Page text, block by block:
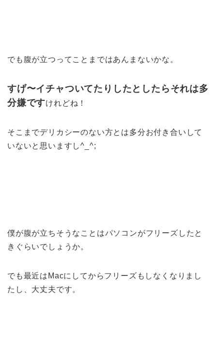
でも腹が立つってことまではあんまないかな。
すげ〜イチャついてたりしたとしたらそれは多
分嫌ですけれどね！
そこまでデリカシーのない方とは多分お付き合いして
いないと思いますし^_^;
僕が腹が立ちそうなことはパソコンがフリーズしたと
きぐらいでしょうか。
でも最近はMacにしてからフリーズもしなくなりまし
たし、大丈夫です。